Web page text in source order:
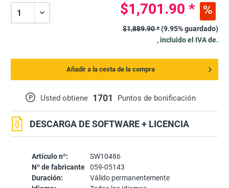
Artículo nº:
SW10486
Nº de fabricante
059-05143
Duración:
Válido permanentemente
P Usted obtiene 1701 Puntos de bonificación
DESCARGA DE SOFTWARE + LICENCIA
$1,701.90 *
$1,889.90 *(9.95% guardado)
, incluido el IVA de.
Añadir a la cesta de la compra